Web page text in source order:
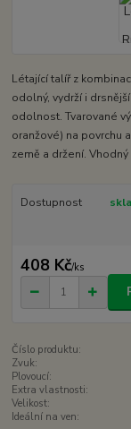
Létající talíř z
odolný, vydrží i
odolnost. Tvarované
oranžové) na povrchu
země a držení. Vhodný
Dostupnost
408 Kč/ks
Číslo produktu:
Zvuk:
Plovoucí:
Extra vlastnosti:
Velikost:
Ideální na ven: